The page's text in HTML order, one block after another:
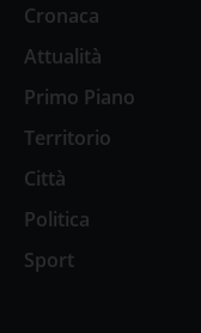
Cronaca
Attualità
Primo Piano
Territorio
Città
Politica
Sport